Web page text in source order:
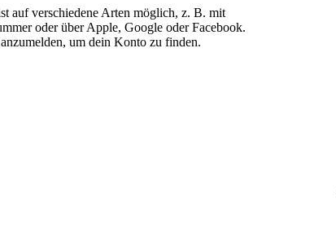
auf verschiedene Arten möglich, z. B. mit
oder über Apple, Google oder Facebook.
um dein Konto zu finden.